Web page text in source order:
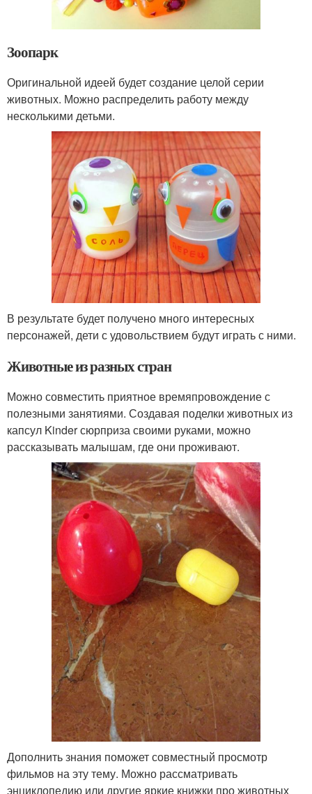
Зоопарк
Оригинальной идеей будет создание целой серии
животных. Можно распределить работу между
несколькими детьми.
В результате будет получено много интересных
персонажей, дети с удовольствием будут играть с ними.
Животные из разных стран
Можно совместить приятное времяпровождение с
полезными занятиями. Создавая поделки животных из
капсул Kinder сюрприза своими руками, можно
рассказывать малышам, где они проживают.
Дополнить знания поможет совместный просмотр
фильмов на эту тему. Можно рассматривать
энциклопедию или другие яркие книжки про животных